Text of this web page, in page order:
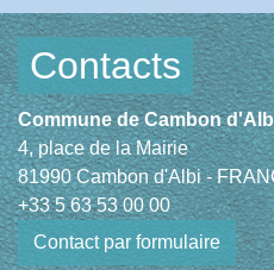
Contacts
Commune de Cambon
4, place de la Mairie
81990 Cambon d'Albi -
+33 5 63 53 00 00
Contact par formulaire